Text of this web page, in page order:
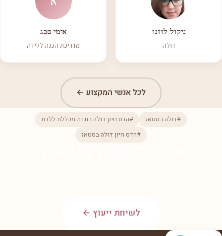
ניקול לוזנו
דולה
אימי סבג
מדריכת הכנה ללידה
לכל אנשי המקצוע ←
#דולה בסטאז
#הדס חיון דולה בוגרת מכללת ללדת
#הדס חיון דולה בסטאז
לשיחת ייעוץ ←